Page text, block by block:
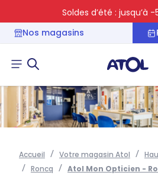
Soldes d’été : jusqu’à -
Nos magasins
Accueil Votre magasin Atol
Roncq
Atol Mon Opticien -